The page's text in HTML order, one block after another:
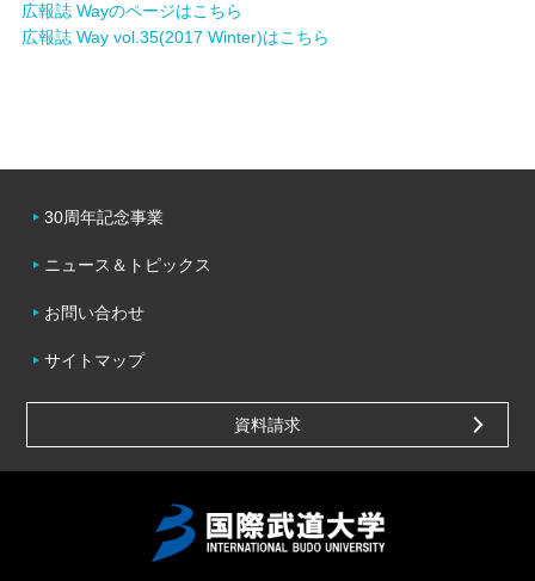
広報誌 Wayのページはこちら
広報誌 Way vol.35(2017 Winter)はこちら
30周年記念事業
ニュース＆トピックス
お問い合わせ
サイトマップ
資料請求